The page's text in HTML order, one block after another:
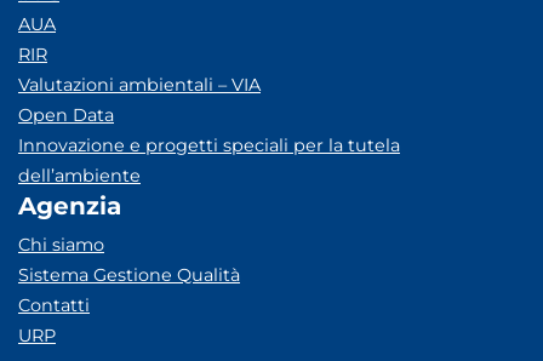
AUA
RIR
Valutazioni ambientali – VIA
Open Data
Innovazione e progetti speciali per la tutela
dell’ambiente
Agenzia
Chi siamo
Sistema Gestione Qualità
Contatti
URP